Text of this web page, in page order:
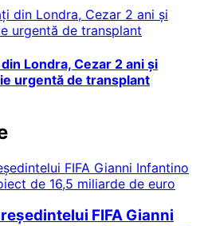
Londra, Cezar 2 ani și
urgentă de transplant
FIFA Gianni